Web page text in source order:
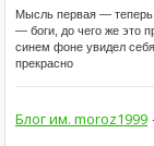
Мысль первая — теперь
— боги, до чего же это
синем фоне увидел
прекрасно
Блог им. moroz1999